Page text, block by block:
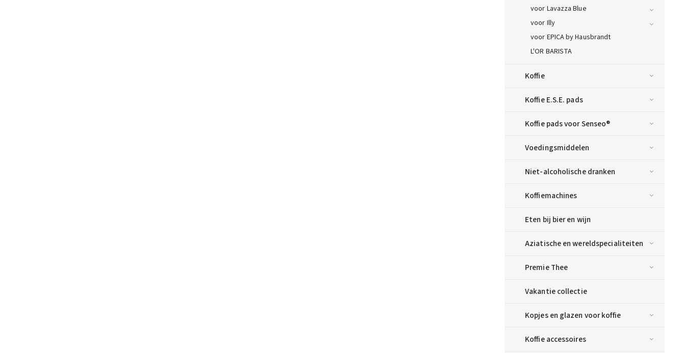
voor Lavazza Blue
voor Illy
voor EPICA by Hausbrandt
L'OR BARISTA
Koffie
Koffie E.S.E. pads
Koffie pads voor Senseo®
Voedingsmiddelen
Niet-alcoholische dranken
Koffiemachines
Eten bij bier en wijn
Aziatische en wereldspecialiteiten
Premie Thee
Vakantie collectie
Kopjes en glazen voor koffie
Koffie accessoires